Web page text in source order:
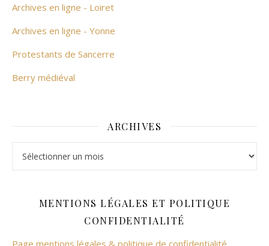
Archives en ligne - Loiret
Archives en ligne - Yonne
Protestants de Sancerre
Berry médiéval
ARCHIVES
MENTIONS LÉGALES ET POLITIQUE
CONFIDENTIALITÉ
Page mentions légales & politique de confidentialité.